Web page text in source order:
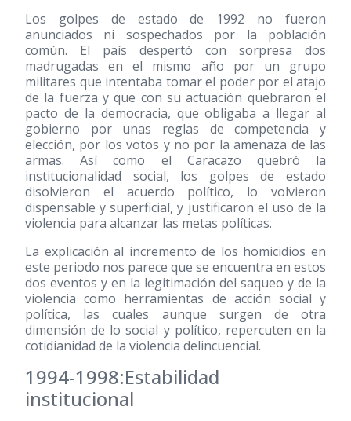
Los golpes de estado de 1992 no fueron
anunciados ni sospechados por la población
común. El país despertó con sorpresa dos
madrugadas en el mismo año por un grupo
militares que intentaba tomar el poder por el atajo
de la fuerza y que con su actuación quebraron el
pacto de la democracia, que obligaba a llegar al
gobierno por unas reglas de competencia y
elección, por los votos y no por la amenaza de las
armas. Así como el Caracazo quebró la
institucionalidad social, los golpes de estado
disolvieron el acuerdo político, lo volvieron
dispensable y superficial, y justificaron el uso de la
violencia para alcanzar las metas políticas.
La explicación al incremento de los homicidios en
este periodo nos parece que se encuentra en estos
dos eventos y en la legitimación del saqueo y de la
violencia como herramientas de acción social y
política, las cuales aunque surgen de otra
dimensión de lo social y político, repercuten en la
cotidianidad de la violencia delincuencial.
1994-1998:Estabilidad
institucional